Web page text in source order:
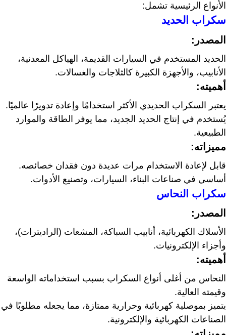
الأنواع الرئيسية تشمل:
سكراب الحديد
المصدر:
الحديد المستخدم في السيارات القديمة، الهياكل المعدنية،
الأنابيب، والأجهزة الكبيرة كالثلاجات والغسالات.
أهميته:
يعتبر السكراب الحديدي الأكثر استخدامًا وإعادة تدويرًا عالميًا.
يُستخدم في إنتاج الحديد الجديد، مما يوفر الطاقة والموارد
الطبيعية.
مميزاته:
قابل لإعادة الاستخدام مرات عديدة دون فقدان خصائصه.
أساسي في صناعات البناء، السيارات، وتصنيع الأدوات.
سكراب النحاس
المصدر:
الأسلاك الكهربائية، أنابيب السباكة، المشعات (الراديترات)،
وأجزاء الإلكترونيات.
أهميته:
النحاس من أغلى أنواع السكراب بسبب استخداماته الواسعة
وقيمته العالية.
يتميز بموصلية كهربائية وحرارية ممتازة، مما يجعله مطلوبًا في
الصناعات الكهربائية والإلكترونية.